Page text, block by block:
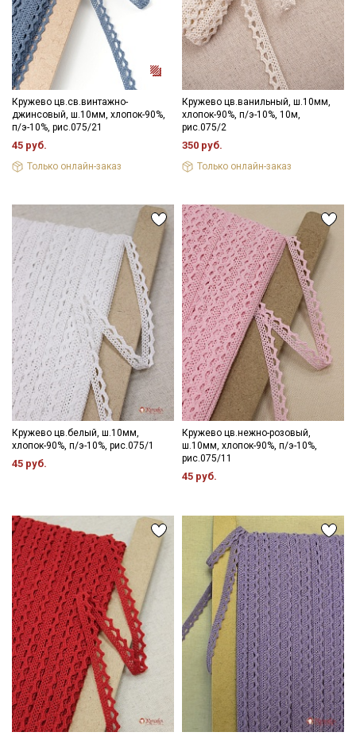
Кружево цв.св.винтажно-
джинсовый, ш.10мм, хлопок-90%,
п/э-10%, рис.075/21
45 руб.
Только онлайн-заказ
Кружево цв.ванильный, ш.10мм,
хлопок-90%, п/э-10%, 10м,
рис.075/2
350 руб.
Только онлайн-заказ
Кружево цв.белый, ш.10мм,
хлопок-90%, п/э-10%, рис.075/1
45 руб.
Кружево цв.нежно-розовый,
ш.10мм, хлопок-90%, п/э-10%,
рис.075/11
45 руб.
Секретная рассылка от Купава
Мы публикуем здесь дополнительные
промокоды и скидки до 30% на узкие
категории тканей
Электронная почта
Подписаться
Ознакомлен(а) с
Политикой обработки персональных
данных и даюСогласие на обработку персональных
данных
ДаюСогласие на получение рекламных и
информационных рассылок